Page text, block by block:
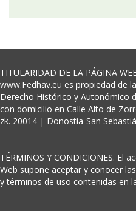
TITULARIDAD DE LA PÁGINA
www.Fedhav.eu es propiedad de
Derecho Histórico y Autonómico
con domicilio en Calle Alto de
zk. 20014 | Donostia-San
TÉRMINOS Y CONDICIONES. El
Web supone aceptar y conocer
y términos de uso contenidas en